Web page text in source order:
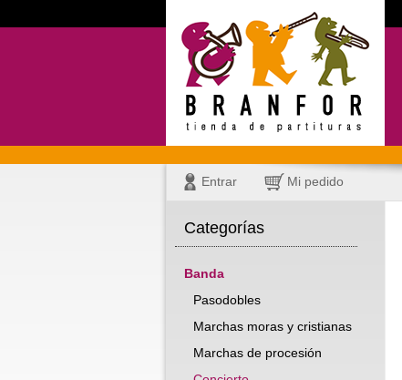
Entrar Mi pedido
Categorías
Banda
Pasodobles
Marchas moras y cristianas
Marchas de procesión